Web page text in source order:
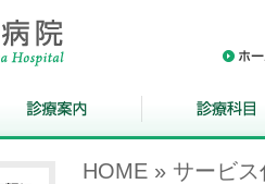
HOME » サービ